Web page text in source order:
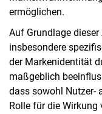
ermöglichen.
Auf Grundlage
insbesondere
der Markenidentität
maßgeblich
dass sowohl Nutzer-
Rolle für die Wirkung